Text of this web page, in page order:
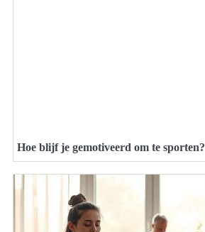
Hoe blijf je gemotiveerd om te sporten?